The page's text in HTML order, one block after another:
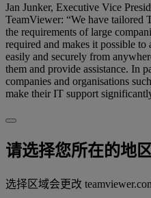
Jan Junker, Executive Vice
TeamViewer: “We have tailored
the requirements of large
required and makes it possible
easily and securely from
them and provide assistance. In
companies and organisations
make their IT support
请选择您所在的地
选择区域会更改